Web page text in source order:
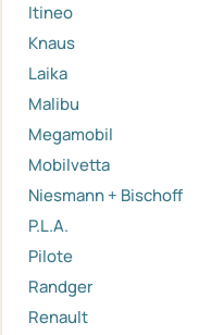
Itineo
Knaus
Laika
Malibu
Megamobil
Mobilvetta
Niesmann + Bischoff
P.L.A.
Pilote
Randger
Renault